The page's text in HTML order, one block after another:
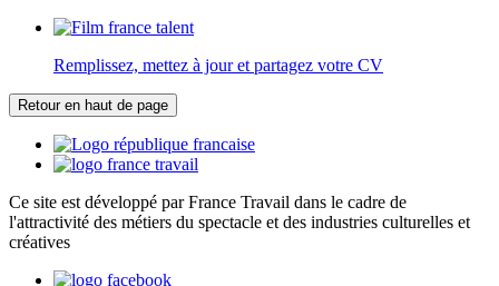
Remplissez, mettez à jour et partagez votre CV
Retour en haut de page
Ce site est développé par France Travail dans le cadre de
l'attractivité des métiers du spectacle et des industries culturelles et
créatives